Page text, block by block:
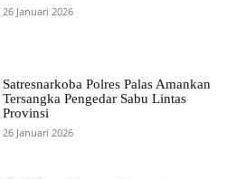
26 Januari 2026
Satresnarkoba Polres Palas Amankan
Tersangka Pengedar Sabu Lintas
Provinsi
26 Januari 2026